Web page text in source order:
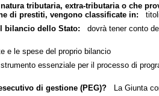
tributaria, extra-tributaria o che
di prestiti, vengono classificate in: titoli
bilancio dello Stato: dovrà tener conto
e le spese del proprio bilancio
essenziale per il processo di
di gestione (PEG)?La Giunta